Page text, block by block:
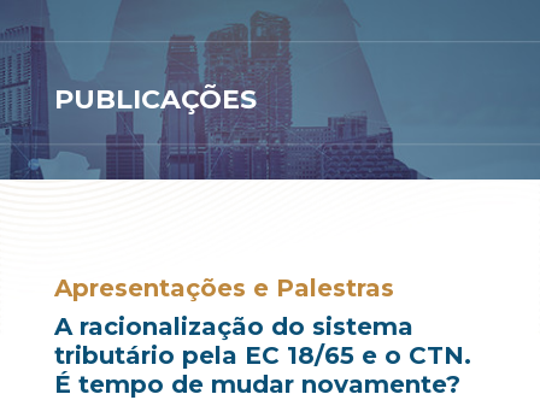
PUBLICAÇÕES
Apresentações e Palestras
A racionalização do sistema
tributário pela EC 18/65 e o CTN.
É tempo de mudar novamente?